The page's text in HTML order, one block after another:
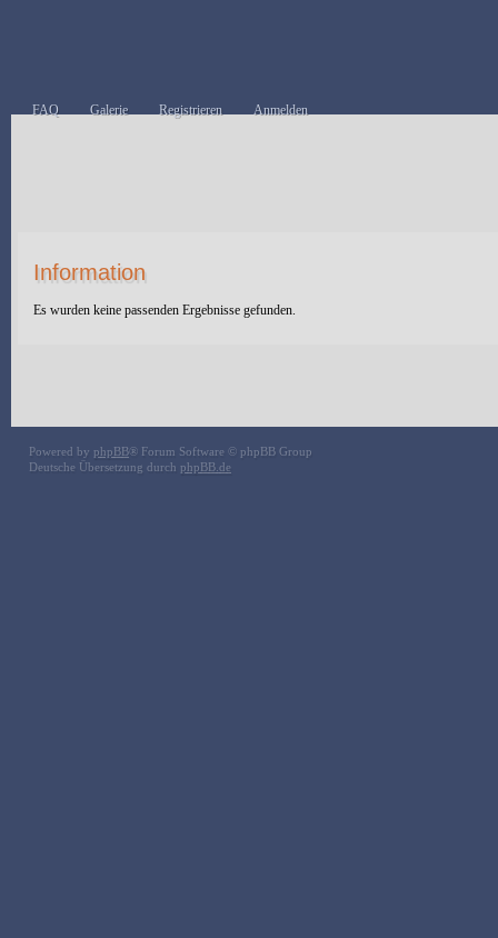
FAQ Galerie Registrieren Anmelden
Information
Es wurden keine passenden Ergebnisse gefunden.
Powered by phpBB® Forum Software © phpBB Group
Deutsche Übersetzung durch phpBB.de